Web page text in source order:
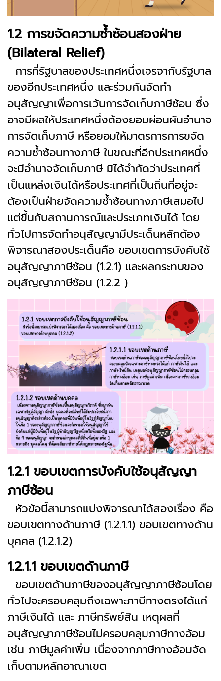
1.2 การขจัดความซ้ำซ้อนสองฝ่าย
(Bilateral Relief)
การที่รัฐบาลของประเทศหนึ่งเจรจากับรัฐบาล
ของอีกประเทศหนึ่ง และร่วมกันจัดทำ
อนุสัญญาเพื่อการเว้นการจัดเก็บภาษีซ้อน ซึ่ง
อาจมีผลให้ประเทศหนึ่งต้องยอมผ่อนผันอำนาจ
การจัดเก็บภาษี หรือยอมให้มาตรการการขจัด
ความซ้ำซ้อนทางภาษี ในขณะที่อีกประเทศหนึ่ง
จะมีอำนาจจัดเก็บภาษี มิได้จำกัดว่าประเทศที่
เป็นแหล่งเงินได้หรือประเทศที่เป็นถิ่นที่อยู่จะ
ต้องเป็นฝ่ายจัดความซ้ำซ้อนทางภาษีเสมอไป
แต่ขึ้นกับสถานการณ์และประเภทเงินได้ โดย
ทั่วไปการจัดทำอนุสัญญามีประเด็นหลักต้อง
พิจารณาสองประเด็นคือ ขอบเขตการบังคับใช้
อนุสัญญาภาษีซ้อน (1.2.1) และผลกระทบของ
อนุสัญญาภาษีซ้อน (1.2.2 )
1.2.1 ขอบเขตการบังคับใช้อนุสัญญา
ภาษีซ้อน
หัวข้อนี้สามารถแบ่งพิจารณาได้สองเรื่อง คือ
ขอบเขตทางด้านภาษี (1.2.1.1) ขอบเขตทางด้าน
บุคคล (1.2.1.2)
1.2.1.1 ขอบเขตด้านภาษี
ขอบเขตด้านภาษีของอนุสัญญาภาษีซ้อนโดย
ทั่วไปจะครอบคลุมถึงเฉพาะภาษีทางตรงได้แก่
ภาษีเงินได้ และ ภาษีทรัพย์สิน เหตุผลที่
อนุสัญญาภาษีซ้อนไม่ครอบคลุมภาษีทางอ้อม
เช่น ภาษีมูลค่าเพิ่ม เนื่องจากภาษีทางอ้อมจัด
เก็บตามหลักอาณาเขต